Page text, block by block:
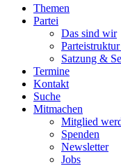
Themen
Partei
Das sind wir
Satzung &
Termine
Kontakt
Suche
Mitmachen
Mitglied
Spenden
Newsletter
Jobs